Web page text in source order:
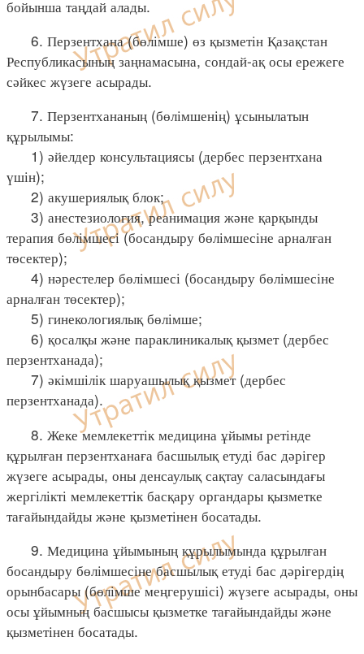
бойынша таңдай алады.
6. Перзентхана (бөлімше) өз қызметін Қазақстан
Республикасының заңнамасына, сондай-ақ осы ережеге
сәйкес жүзеге асырады.
7. Перзентхананың (бөлімшенің) ұсынылатын
құрылымы:
1) әйелдер консультациясы (дербес перзентхана
үшін);
2) акушериялық блок;
3) анестезиология, реанимация және қарқынды
терапия бөлімшесі (босандыру бөлімшесіне арналған
төсектер);
4) нәрестелер бөлімшесі (босандыру бөлімшесіне
арналған төсектер);
5) гинекологиялық бөлімше;
6) қосалқы және параклиникалық қызмет (дербес
перзентханада);
7) әкімшілік шаруашылық қызмет (дербес
перзентханада).
8. Жеке мемлекеттік медицина ұйымы ретінде
құрылған перзентханаға басшылық етуді бас дәрігер
жүзеге асырады, оны денсаулық сақтау саласындағы
жергілікті мемлекеттік басқару органдары қызметке
тағайындайды және қызметінен босатады.
9. Медицина ұйымының құрылымында құрылған
босандыру бөлімшесіне басшылық етуді бас дәрігердің
орынбасары (бөлімше меңгерушісі) жүзеге асырады, оны
осы ұйымның басшысы қызметке тағайындайды және
қызметінен босатады.